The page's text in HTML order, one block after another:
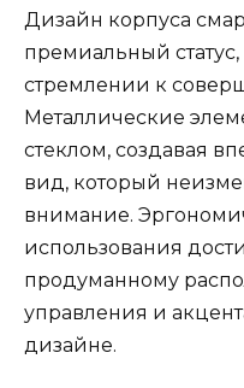
Дизайн корпуса
премиальный
стремлении к
Металлические
стеклом, создавая
вид, который
внимание.
использования
продуманному
управления и
дизайне.